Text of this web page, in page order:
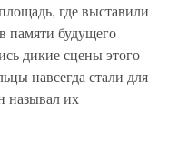
где выставили
памяти будущего
дикие сцены этого
навсегда стали для
называл их